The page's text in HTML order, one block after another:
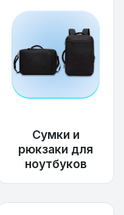
Сумки и
рюкзаки для
ноутбуков